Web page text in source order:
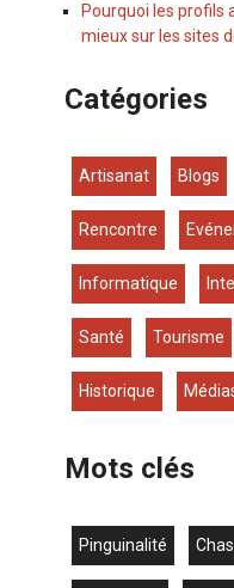
Pourquoi les profils avec photos réussissent
mieux sur les sites
Catégories
Artisanat Blogs
Rencontre
Informatique
Santé Tourisme
Historique
Mots clés
Pinguinalité